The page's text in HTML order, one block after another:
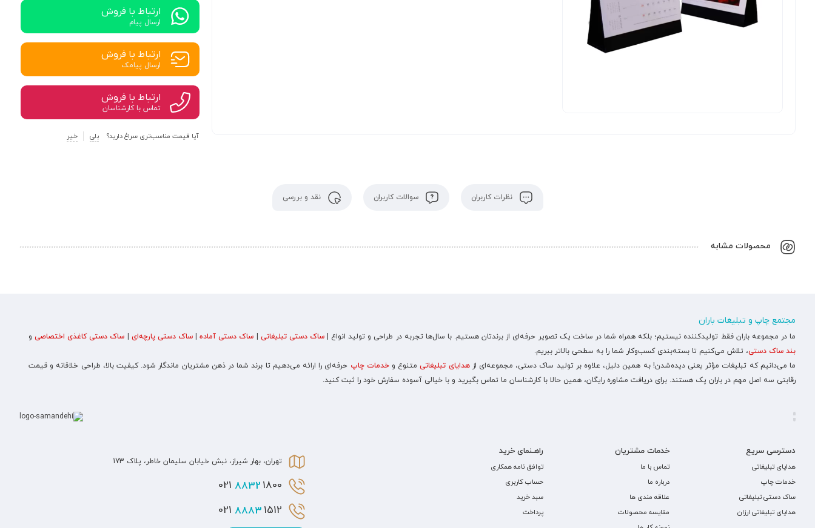
ارتباط با فروش
ارسال پیام
ارتباط با فروش
ارسال پیامک
ارتباط با فروش
تماس با کارشناسان
آیا قیمت مناسب‌تری سراغ دارید؟ بلی خیر
نظرات کاربران سوالات کاربران نقد و بررسی
محصولات مشابه
مجتمع چاپ و تبلیغات باران
ما در مجموعه باران فقط تولیدکننده نیستیم؛ بلکه همراه شما در ساخت یک تصویر حرفه‌ای از برندتان هستیم. با سال‌ها تجربه در طراحی و تولید انواع |ساک دستی تبلیغاتی ساک دستی آماده|ساک دستی پارچه‌ای ساک دستی کاغذی اختصاصیو
بند ساک دستی، تلاش می‌کنیم تا بسته‌بندی کسب‌وکار شما را به سطحی بالاتر ببریم.
ما می‌دانیم که تبلیغات مؤثر یعنی دیده‌شدن! به همین دلیل، علاوه بر تولید ساک دستی، مجموعه‌ای ازهدایای تبلیغاتیمتنوع وخدمات چاپ حرفه‌ای را ارائه می‌دهیم تا برند شما در ذهن مشتریان ماندگار شود. کیفیت بالا، طراحی خلاقانه و قیمت
رقابتی سه اصل مهم در باران پک هستند. برای دریافت مشاوره رایگان، همین حالا با کارشناسان ما تماس بگیرید و با خیالی آسوده سفارش خود را ثبت کنید.
دسترسی سریع
هدایای تبلیغاتی
خدمات چاپ
ساک دستی تبلیغاتی
هدایای تبلیغاتی ارزان
خدمات مشتریان
تماس با ما
درباره ما
علاقه مندی ها
مقایسه محصولات
راهـنمای خرید
توافق نامه همکاری
حساب کاربری
سبد خرید
پرداخت
تهران، بهار شیراز، نبش خیابان سلیمان خاطر، پلاک 173
8832 1800 021
8883 1512 021